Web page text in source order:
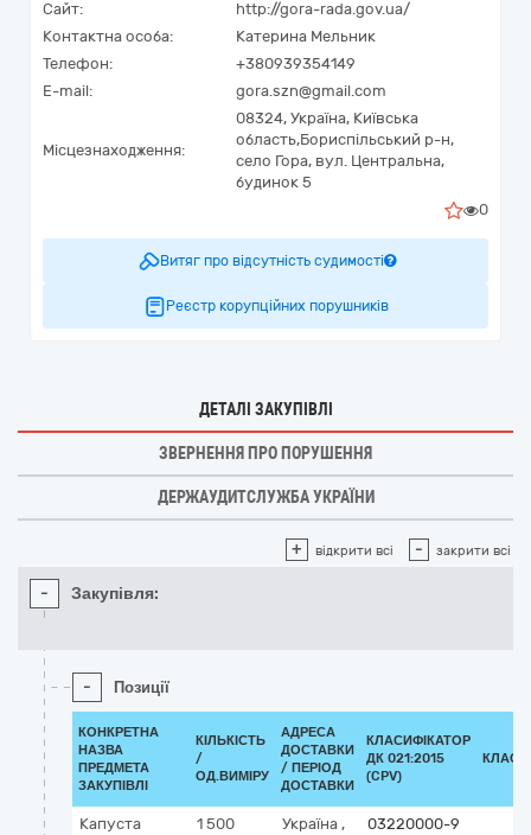
Сайт:
http://gora-rada.gov.ua/
Контактна особа:
Катерина Мельник
Телефон:
+380939354149
E-mail:
gora.szn@gmail.com
Місцезнаходження:
08324, Україна, Київська
область,Бориспільський р-н,
село Гора, вул. Центральна,
будинок 5
0
Витяг про відсутність судимості
Реєстр корупційних порушників
ДЕТАЛІ ЗАКУПІВЛІ
ЗВЕРНЕННЯ ПРО ПОРУШЕННЯ
ДЕРЖАУДИТСЛУЖБА УКРАЇНИ
+ відкрити всі - закрити всі
- Закупівля:
- Позиції
КОНКРЕТНА
НАЗВА
ПРЕДМЕТА
ЗАКУПІВЛІ
КІЛЬКІСТЬ
/
ОД.ВИМІРУ
АДРЕСА
ДОСТАВКИ
/ ПЕРІОД
ДОСТАВКИ
КЛАСИФІКАТОР
ДК 021:2015
(CPV)
Капуста
1 500
Україна ,
03220000-9